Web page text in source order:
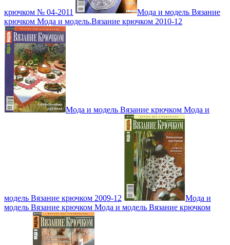
крючком № 04-2011
Мода и модель Вязание
крючком Мода и модель.Вязание крючком 2010-12
Мода и модель Вязание крючком Мода и
модель Вязание крючком 2009-12
Мода и
модель Вязание крючком Мода и модель Вязание крючком